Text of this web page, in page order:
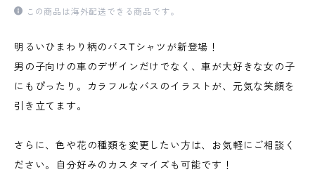
この商品は海外配送できる商品です。
明るいひまわり柄のバスTシャツが新登場！
男の子向けの車のデザインだけでなく、車が大好きな女の子
にもぴったり。カラフルなバスのイラストが、元気な笑顔を
引き立てます。
さらに、色や花の種類を変更したい方は、お気軽にご相談く
ださい。自分好みのカスタマイズも可能です！